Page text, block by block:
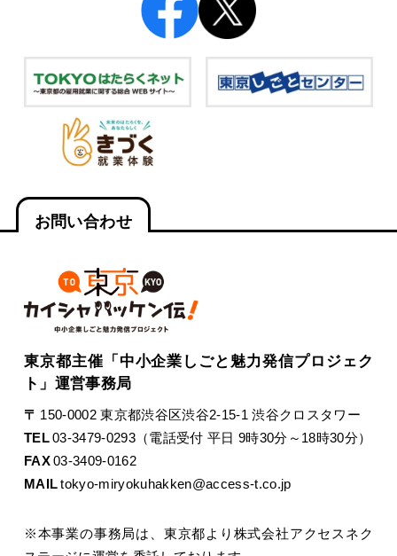
お問い合わせ
東京都主催「中小企業しごと魅力発信プロジェク
ト」運営事務局
〒 150-0002 東京都渋谷区渋谷2-15-1 渋谷クロスタワー
TEL03-3479-0293（電話受付 平日 9時30分～18時30分）
FAX03-3409-0162
MAIL tokyo-miryokuhakken@access-t.co.jp
※本事業の事務局は、東京都より株式会社アクセスネク